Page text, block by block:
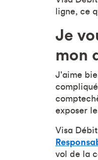
ligne, ce
Je
mon
J'aime
exposer
Visa
vol de la